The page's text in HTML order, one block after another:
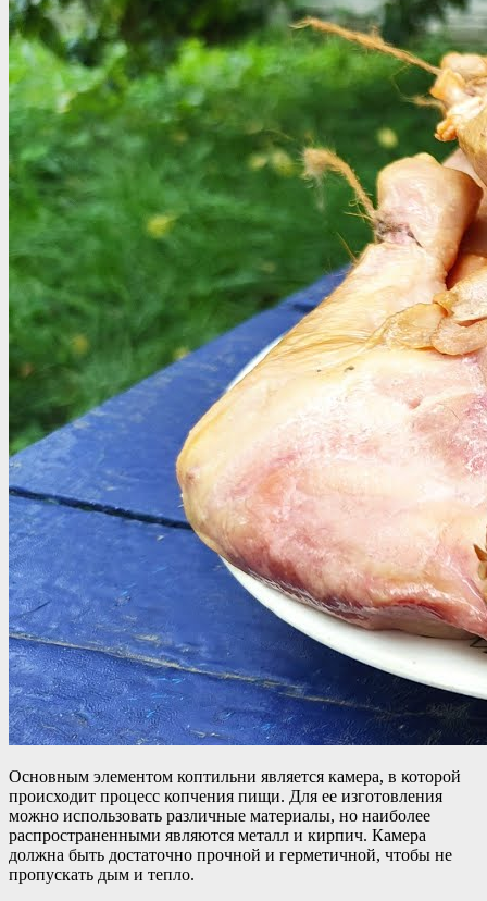
Основным элементом коптильни является камера, в которой
происходит процесс копчения пищи. Для ее изготовления
можно использовать различные материалы, но наиболее
распространенными являются металл и кирпич. Камера
должна быть достаточно прочной и герметичной, чтобы не
пропускать дым и тепло.